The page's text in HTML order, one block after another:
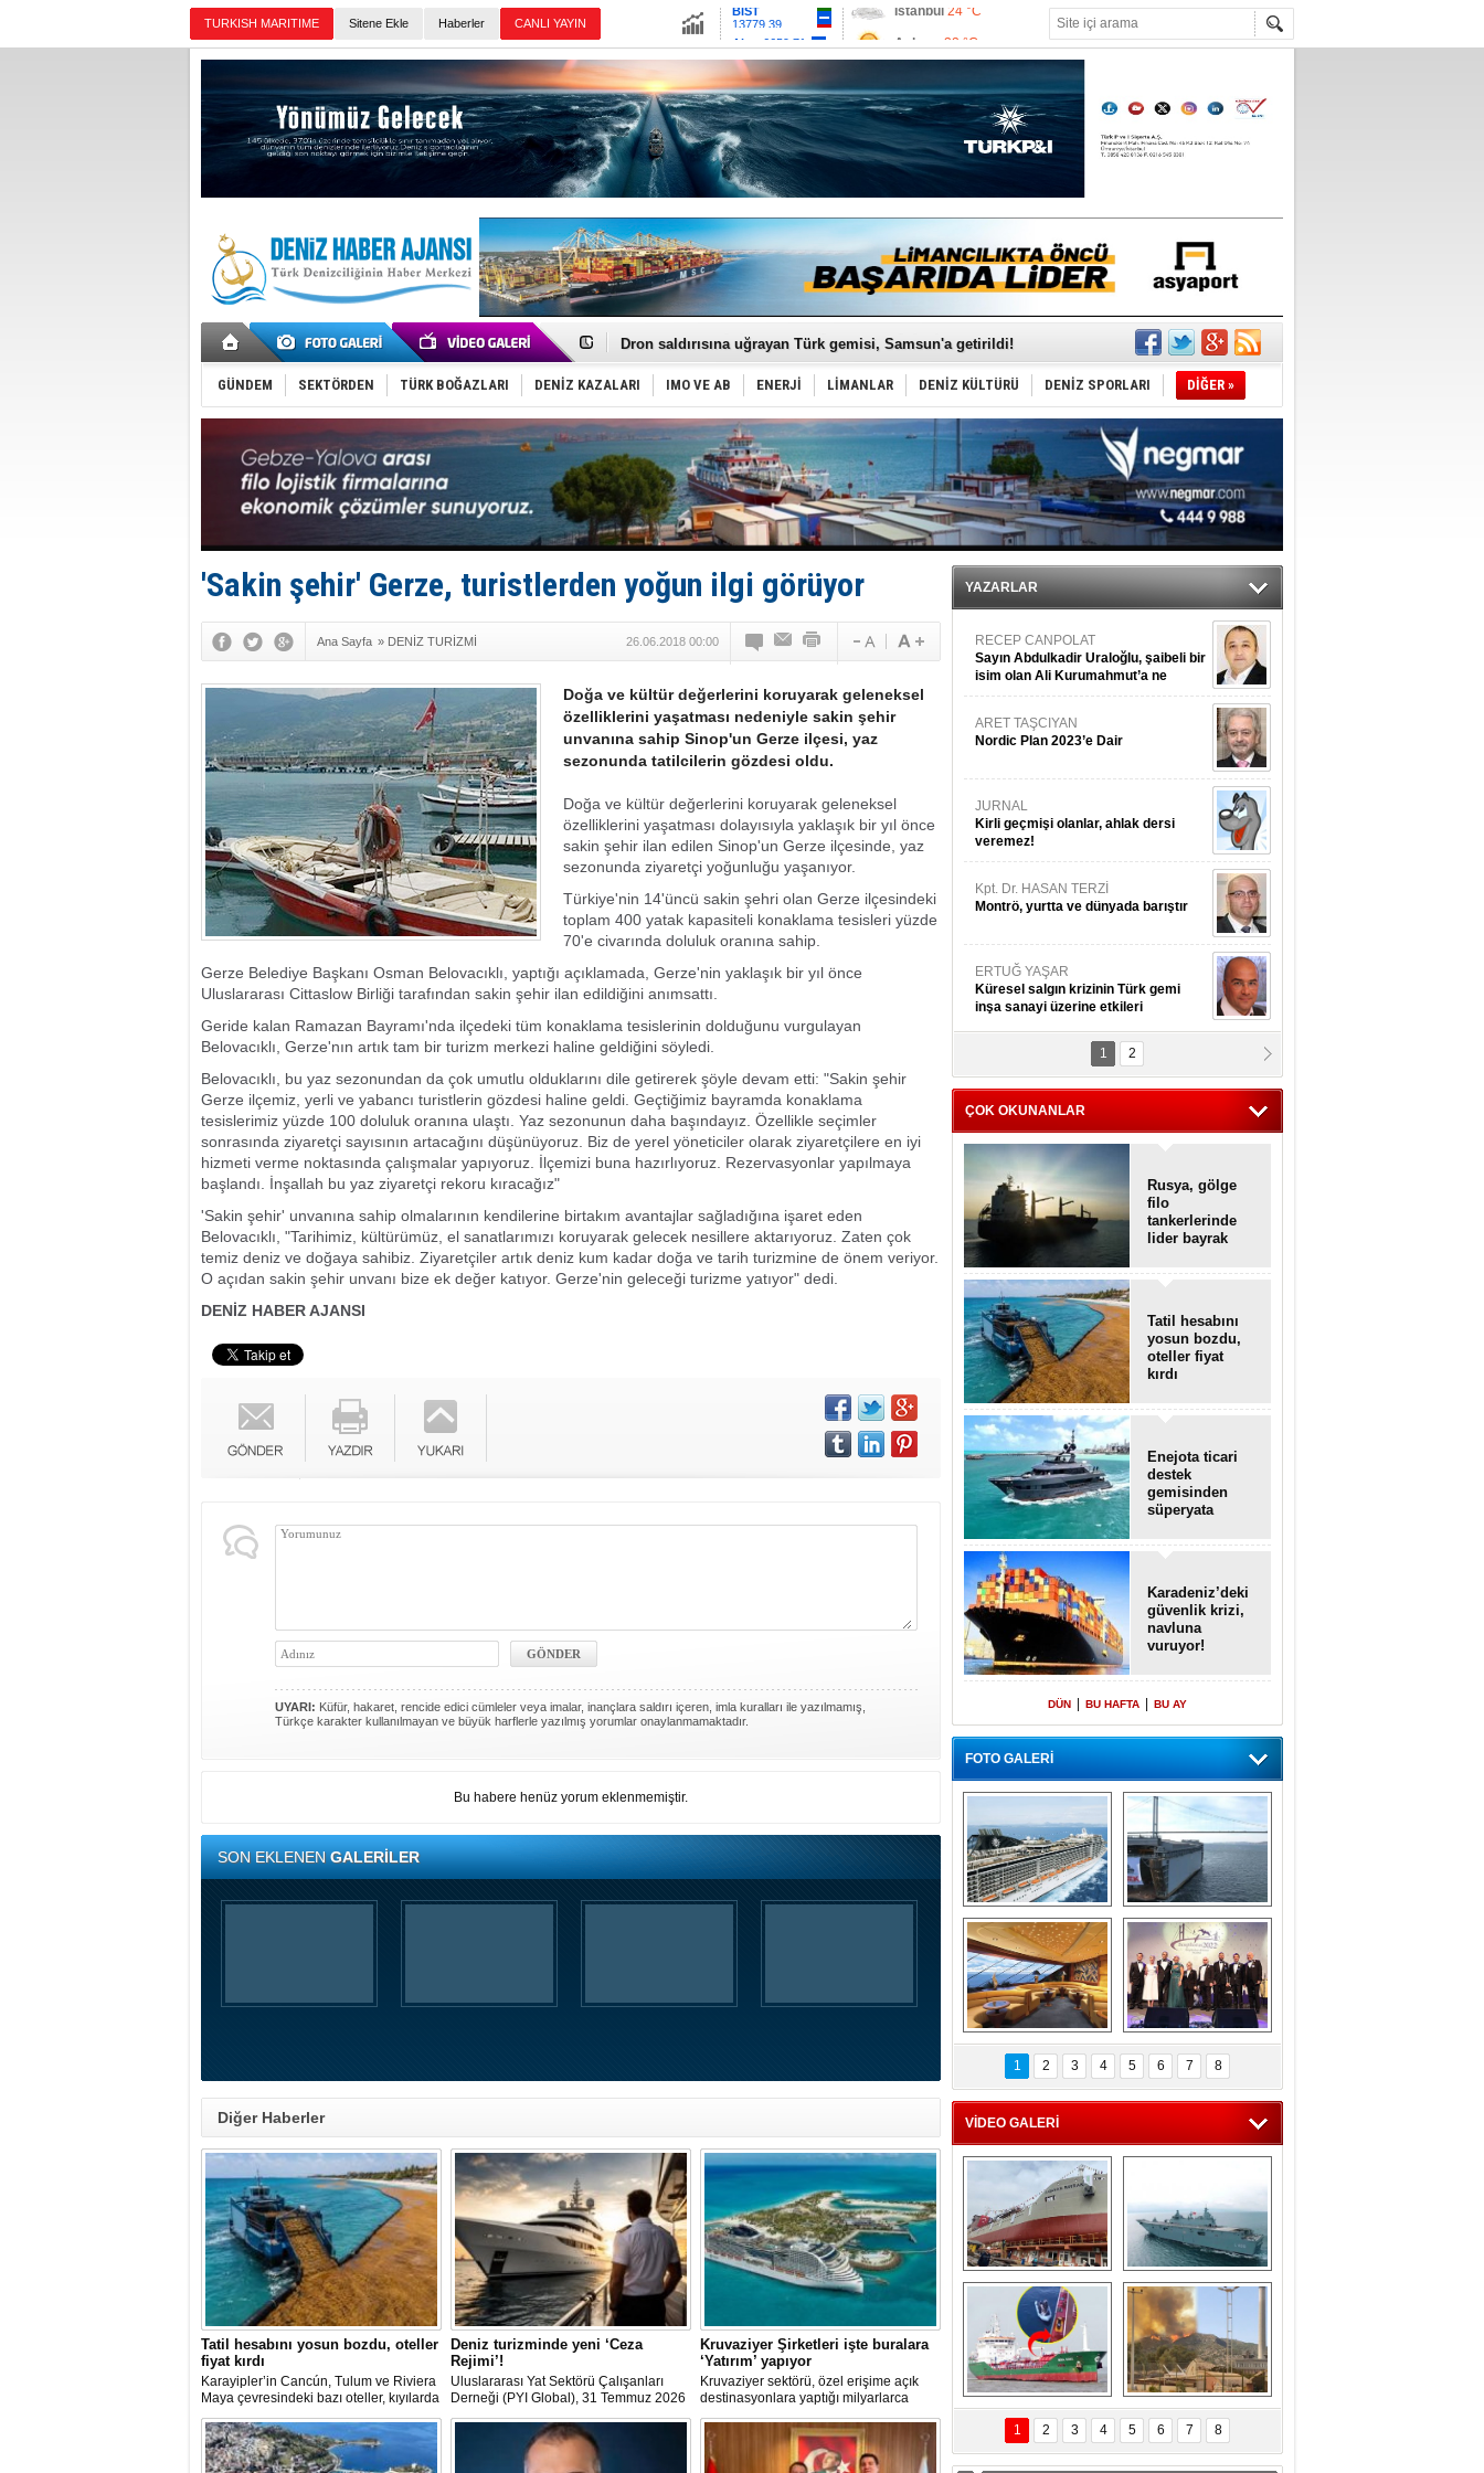
Sitene Ekle Haberler
Altın6659.71
Euro55.1258 Antalya33 °C
Muğla 33 °C
Çanakkale 33 °C
Gemi tasarım yarışmasına ek süre
Dron saldırısına uğrayan Türk gemisi, Samsun'a getirildi!
'REGAL 1' isimli tanker, tehlikeyi atlattı!
Gemide 5 ton kokain yakalandı: Portekiz!
Yakıt barcı filosuna 2 yeni gemi katıldı
Rus İHA’ları, Alman gemisini vurdu!
Karadeniz’deki güvenlik krizi, navluna vuruyor!
Tatil hesabını yosun bozdu, oteller fiyat kırdı
Rusya, gölge filo tankerlerinde lider bayrak konumunda
Enejota ticari destek gemisinden süperyata dönüştürüldü
Denizcilik sektörü, Alsancak Limanı’ndan memnun
Türkiye’den Karadeniz'deki gemicilik faaliyetlerine kısıtlama!
Taksi Botlar, 50 yıldır Marmaris’in mavi sularında
GÜNDEM SEKTÖRDEN TÜRK BOĞAZLARI DENİZ KAZALARI IMO VE AB ENERJİ LİMANLAR DENİZ KÜLTÜRÜ DENİZ SPORLARI DİĞER »
'Sakin şehir' Gerze, turistlerden yoğun ilgi görüyor
Ana Sayfa » DENİZ TURİZMİ 26.06.2018 00:00
Doğa ve kültür değerlerini koruyarak geleneksel
özelliklerini yaşatması nedeniyle sakin şehir
unvanına sahip Sinop'un Gerze ilçesi, yaz
sezonunda tatilcilerin gözdesi oldu.
Doğa ve kültür değerlerini koruyarak geleneksel
özelliklerini yaşatması dolayısıyla yaklaşık bir yıl önce
sakin şehir ilan edilen Sinop'un Gerze ilçesinde, yaz
sezonunda ziyaretçi yoğunluğu yaşanıyor.
Türkiye'nin 14'üncü sakin şehri olan Gerze ilçesindeki
toplam 400 yatak kapasiteli konaklama tesisleri yüzde
70'e civarında doluluk oranına sahip.
Gerze Belediye Başkanı Osman Belovacıklı, yaptığı açıklamada, Gerze'nin yaklaşık bir yıl önce
Uluslararası Cittaslow Birliği tarafından sakin şehir ilan edildiğini anımsattı.
Geride kalan Ramazan Bayramı'nda ilçedeki tüm konaklama tesislerinin dolduğunu vurgulayan
Belovacıklı, Gerze'nın artık tam bir turizm merkezi haline geldiğini söyledi.
Belovacıklı, bu yaz sezonundan da çok umutlu olduklarını dile getirerek şöyle devam etti: "Sakin şehir
Gerze ilçemiz, yerli ve yabancı turistlerin gözdesi haline geldi. Geçtiğimiz bayramda konaklama
tesislerimiz yüzde 100 doluluk oranına ulaştı. Yaz sezonunun daha başındayız. Özellikle seçimler
sonrasında ziyaretçi sayısının artacağını düşünüyoruz. Biz de yerel yöneticiler olarak ziyaretçilere en iyi
hizmeti verme noktasında çalışmalar yapıyoruz. İlçemizi buna hazırlıyoruz. Rezervasyonlar yapılmaya
başlandı. İnşallah bu yaz ziyaretçi rekoru kıracağız"
'Sakin şehir' unvanına sahip olmalarının kendilerine birtakım avantajlar sağladığına işaret eden
Belovacıklı, "Tarihimiz, kültürümüz, el sanatlarımızı koruyarak gelecek nesillere aktarıyoruz. Zaten çok
temiz deniz ve doğaya sahibiz. Ziyaretçiler artık deniz kum kadar doğa ve tarih turizmine de önem veriyor.
O açıdan sakin şehir unvanı bize ek değer katıyor. Gerze'nin geleceği turizme yatıyor" dedi.
DENİZ HABER AJANSI
UYARI: Küfür, hakaret, rencide edici cümleler veya imalar, inançlara saldırı içeren, imla kuralları ile yazılmamış,
Türkçe karakter kullanılmayan ve büyük harflerle yazılmış yorumlar onaylanmamaktadır.
Bu habere henüz yorum eklenmemiştir.
SON EKLENENGALERİLER
Diğer Haberler
Tatil hesabını yosun bozdu, oteller
fiyat kırdı
Karayipler’in Cancún, Tulum ve Riviera
Maya çevresindeki bazı oteller, kıyılarda
biriken ve çürüdükçe ağır koku yayan
sargassum yosununun rezervasyonları
yavaşlatması üzerine yaz fiyatlarında
yüzde 40’a varan indirimlere yöneldi.
Deniz turizminde yeni ‘Ceza
Rejimi’!
Uluslararası Yat Sektörü Çalışanları
Derneği (PYI Global), 31 Temmuz 2026
tarihinde yürürlüğe giren 7590 sayılı
Kanun’un deniz turizmine etkilerine
ilişkin bir değerlendirme yayımladı.
Kruvaziyer Şirketleri işte buralara
‘Yatırım’ yapıyor
Kruvaziyer sektörü, özel erişime açık
destinasyonlara yaptığı milyarlarca
dolarlık yatırımlarla tatil deneyimini gemi
dışına taşıyor. Özel adalar, beach
club'lar, su parkları ve lüks villalar artık
şirketlerin en stratejik gelir kaynakları
YAZARLAR
RECEP CANPOLAT
Sayın Abdulkadir Uraloğlu, şaibeli bir
isim olan Ali Kurumahmut’a ne
danışıyorsunuz?
ARET TAŞCIYAN
Nordic Plan 2023’e Dair
JURNAL
Kirli geçmişi olanlar, ahlak dersi
veremez!
Kpt. Dr. HASAN TERZİ
Montrö, yurtta ve dünyada barıştır
ERTUĞ YAŞAR
Küresel salgın krizinin Türk gemi
inşa sanayi üzerine etkileri
Kpt. MESUT AZMİ GÖKSOY
ithafen...
1 2
ÇOK OKUNANLAR
Rusya, gölge
filo
tankerlerinde
lider bayrak
Tatil hesabını
yosun bozdu,
oteller fiyat
kırdı
Enejota ticari
destek
gemisinden
süperyata
Karadeniz’deki
güvenlik krizi,
navluna
vuruyor!
DÜN BU HAFTA BU AY
FOTO GALERİ
“Gemi içinde gemi”
konsepti ile MSC
Splendida
Dünyada tek!
Denizaltı yüzer
havuzu intikal
seyrine başladı
MSC'den 55 milyon
euroluk turizm geliri
müjdesi
5. Bosphorus Ship
Brokers Dinner,
İstanbul’da yapıldı
1 2 3 4 5 6 7 8
VİDEO GALERİ
Çeksan Tersanesi,
Başaran Bayrak
tankerini suya
indirdi
TCG Anadolu,
tersane teknik
seyrini tamamladı
Göçmenlerin
imdadına Türk
sahipli MINA DENIZ
yetişti
Milas’taki yangın
yeniden termik
santrallere doğru
ilerliyor
1 2 3 4 5 6 7 8